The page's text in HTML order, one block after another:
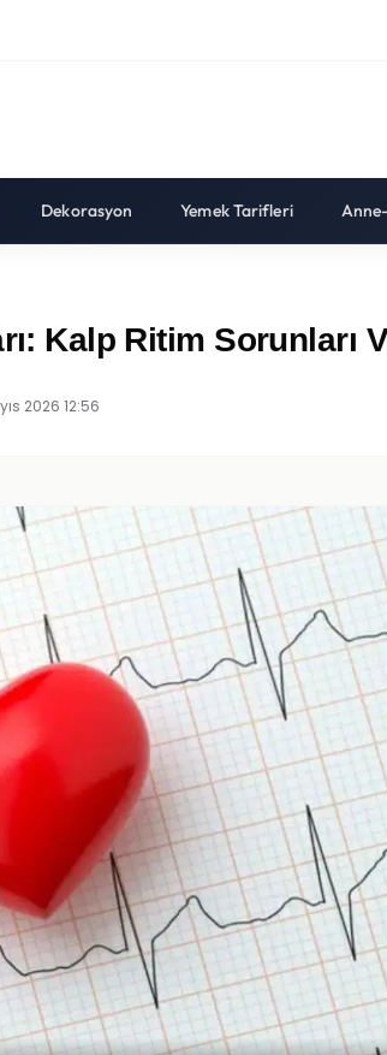
Dekorasyon Yemek Tarifleri
Kalp Ritim Sorunları
2026 12:56